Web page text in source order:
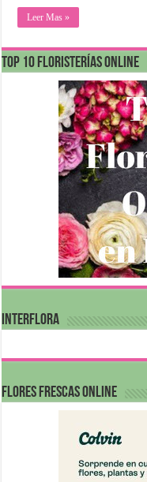
Leer Mas »
Top 10 Floristerías Online
INTERFLORA
FLORES FRESCAS ONLINE